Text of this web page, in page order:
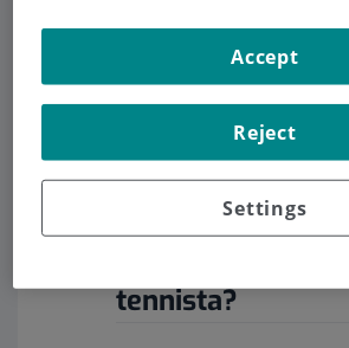
EquipContacte
Què és i com es
tennista?
Settings
Reject
Accept